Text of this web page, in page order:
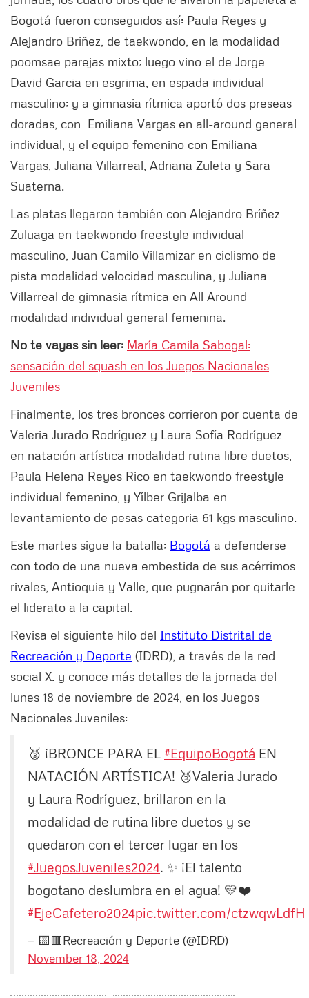
Bogotá fueron conseguidos así: Paula Reyes y
Alejandro Briñez, de taekwondo, en la modalidad
poomsae parejas mixto; luego vino el de Jorge
David Garcia en esgrima, en espada individual
masculino; y a gimnasia rítmica aportó dos preseas
doradas, con Emiliana Vargas en all-around general
individual, y el equipo femenino con Emiliana
Vargas, Juliana Villarreal, Adriana Zuleta y Sara
Suaterna.
Las platas llegaron también con Alejandro Bríñez
Zuluaga en taekwondo freestyle individual
masculino, Juan Camilo Villamizar en ciclismo de
pista modalidad velocidad masculina, y Juliana
Villarreal de gimnasia rítmica en All Around
modalidad individual general femenina.
No te vayas sin leer: María Camila Sabogal:
sensación del squash en los Juegos Nacionales
Juveniles
Finalmente, los tres bronces corrieron por cuenta de
Valeria Jurado Rodríguez y Laura Sofía Rodríguez
en natación artística modalidad rutina libre duetos,
Paula Helena Reyes Rico en taekwondo freestyle
individual femenino, y Yílber Grijalba en
levantamiento de pesas categoria 61 kgs masculino.
Este martes sigue la batalla; Bogotá a defenderse
con todo de una nueva embestida de sus acérrimos
rivales, Antioquia y Valle, que pugnarán por quitarle
el liderato a la capital.
Revisa el siguiente hilo del Instituto Distrital de
Recreación y Deporte (IDRD), a través de la red
social X. y conoce más detalles de la jornada del
lunes 18 de noviembre de 2024, en los Juegos
Nacionales Juveniles:
🥉 ¡BRONCE PARA EL #EquipoBogotá EN
NATACIÓN ARTÍSTICA! 🥉Valeria Jurado
y Laura Rodríguez, brillaron en la
modalidad de rutina libre duetos y se
quedaron con el tercer lugar en los
#JuegosJuveniles2024. ✨ ¡El talento
bogotano deslumbra en el agua! 💛❤️
#EjeCafetero2024pic.twitter.com/ctzwqwLdfH
— 🟨🟥Recreación y Deporte (@IDRD)
November 18, 2024